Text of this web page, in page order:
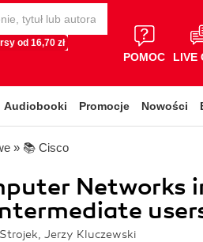
od 16,70 zł
POMOC LIVE
Audiobooki Promocje Nowości
» 📚 Cisco
Networks
Jerzy Kluczewski